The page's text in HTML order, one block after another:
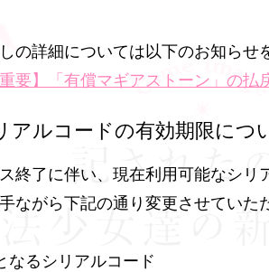
むら」ポスター掲載の
トークイベント「
」（インフィニット
の詳細については以下のお知らせ
重要】「有償マギアストーン」の払
アルコードの有効期限につ
終了に伴い、現在利用可能なシリ
ながら下記の通り変更させていた
なるシリアルコード